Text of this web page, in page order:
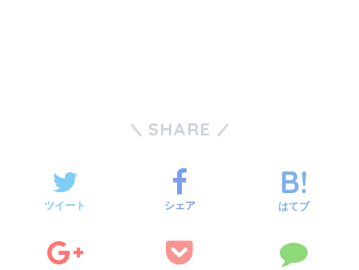
SHARE
ツイート シェア はてブ